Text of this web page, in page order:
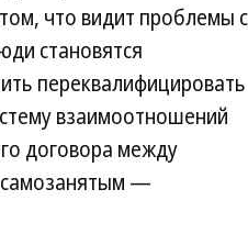
что видит проблемы с
становятся
переквалифицировать
взаимоотношений
договора между
—